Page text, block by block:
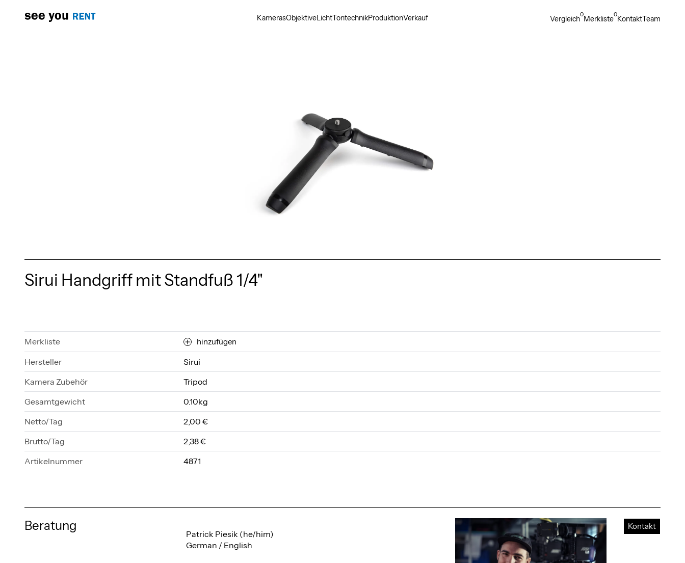
KamerasObjektiveLichtTontechnikProduktionVerkauf Vergleich0Merkliste0KontaktTeam
Sirui Handgriff mit Standfuß 1/4"
Merkliste hinzufügen
Hersteller
Sirui
Kamera Zubehör
Tripod
Gesamtgewicht
0.10kg
Netto/Tag
2,00 €
Brutto/Tag
2,38 €
Artikelnummer
4871
Beratung
Patrick Piesik (he/him)
German / English
Kontakt